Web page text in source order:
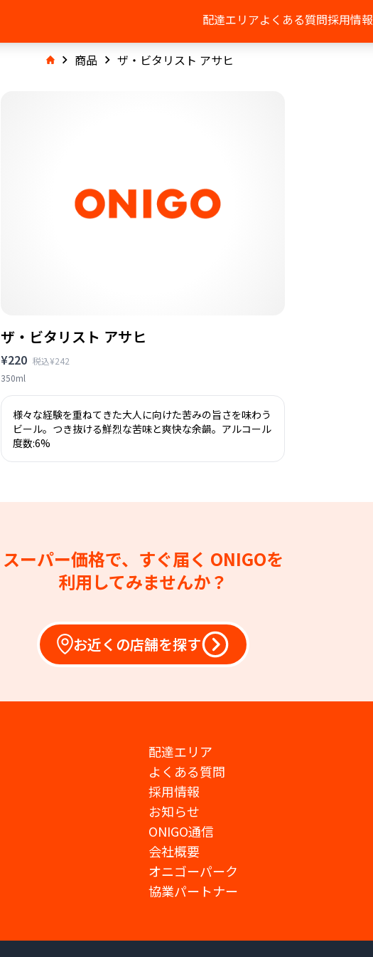
配達エリアよくある質問採用情報
商品 ザ・ビタリスト アサヒ
ザ・ビタリスト アサヒ
¥220 税込¥242
350ml
様々な経験を重ねてきた大人に向けた苦みの旨さを味わう
ビール。つき抜ける鮮烈な苦味と爽快な余韻。アルコール
度数:6%
スーパー価格で、すぐ届く ONIGOを
利用してみませんか？
お近くの店舗を探す
配達エリア
よくある質問
採用情報
お知らせ
ONIGO通信
会社概要
オニゴーパーク
協業パートナー